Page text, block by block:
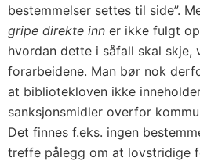
bestemmelser settes til side”.
gripe direkte inn er ikke fulgt
hvordan dette i såfall skal skje,
forarbeidene. Man bør nok
at bibliotekloven ikke
sanksjonsmidler overfor
Det finnes f.eks. ingen
treffe pålegg om at lovstridige